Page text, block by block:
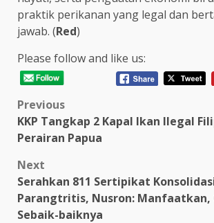
praktik perikanan yang legal dan
jawab. (Red)
Please follow and like us:
Post
navigation
Previous
KKP Tangkap 2 Kapal Ikan Ilegal
Perairan Papua
Next
Serahkan 811 Sertipikat
Parangtritis, Nusron: Manfaatkan,
Sebaik-baiknya